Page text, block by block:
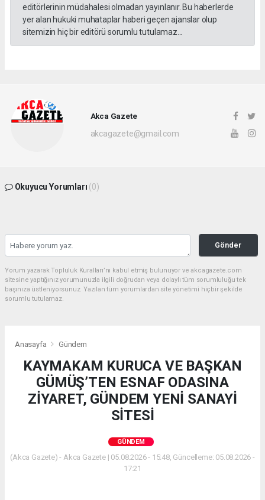
editörlerinin müdahalesi olmadan yayınlanır. Bu haberlerde
yer alan hukuki muhataplar haberi geçen ajanslar olup
sitemizin hiç bir editörü sorumlu tutulamaz...
Akca Gazete
akcagazete@gmail.com
Okuyucu Yorumları (0)
Gönder
Yorum yazarak Topluluk Kuralları’nı kabul etmiş bulunuyor ve akcagazete.com
sitesine yaptığınız yorumunuzla ilgili doğrudan veya dolaylı tüm sorumluluğu tek
başınıza üstleniyorsunuz. Yazılan tüm yorumlardan site yönetimi hiçbir şekilde
sorumlu tutulamaz.
Anasayfa Gündem
KAYMAKAM KURUCA VE BAŞKAN
GÜMÜŞ’TEN ESNAF ODASINA
ZİYARET, GÜNDEM YENİ SANAYİ
SİTESİ
GÜNDEM
(Akca Gazete) - Akca Gazete | 05.08.2026 - 15:48, Güncelleme: 05.08.2026 -
17:21